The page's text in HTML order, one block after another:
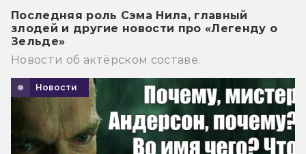
Последняя роль Сэма Нила, главный
злодей и другие новости про «Легенду о
Зельде»
Новости об актёрском составе.
Новости